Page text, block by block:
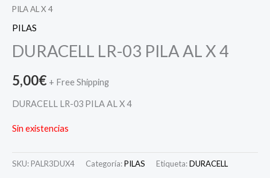
PILA AL X 4
PILAS
DURACELL LR-03 PILA AL X 4
5,00€ + Free Shipping
DURACELL LR-03 PILA AL X 4
Sin existencias
SKU: PALR3DUX4 Categoría:PILAS Etiqueta:DURACELL